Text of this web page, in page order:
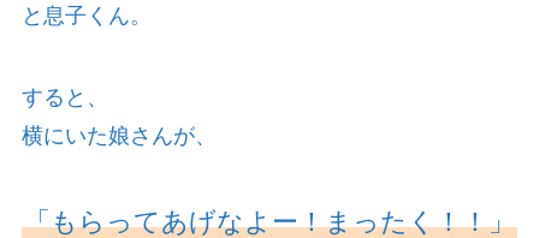
と息子くん。
すると、
横にいた娘さんが、
「もらってあげなよー！まったく！！」